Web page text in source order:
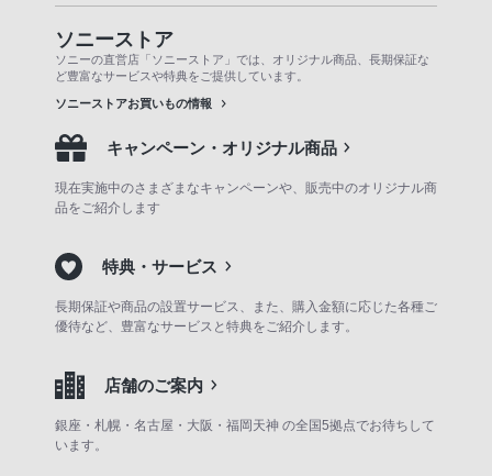
ソニーストア
ソニーの直営店「ソニーストア」では、オリジナル商品、長期保証な
ど豊富なサービスや特典をご提供しています。
ソニーストアお買いもの情報
キャンペーン・オリジナル商品
現在実施中のさまざまなキャンペーンや、販売中のオリジナル商
品をご紹介します
特典・サービス
長期保証や商品の設置サービス、また、購入金額に応じた各種ご
優待など、豊富なサービスと特典をご紹介します。
店舗のご案内
銀座・札幌・名古屋・大阪・福岡天神 の全国5拠点でお待ちして
います。